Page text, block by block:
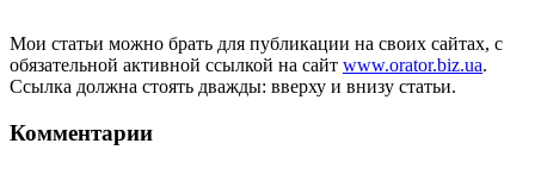
Мои статьи можно брать для публикации на своих сайтах, с
обязательной активной ссылкой на сайт www.orator.biz.ua.
Ссылка должна стоять дважды: вверху и внизу статьи.
Комментарии